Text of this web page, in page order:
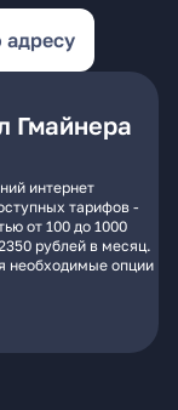
адресу
Гмайнера
интернет
тарифов -
от 100 до 1000
рублей в месяц.
необходимые опции